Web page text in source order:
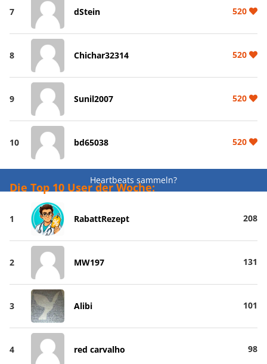
7 dStein 520
8 Chichar32314 520
9 Sunil2007 520
10 bd65038 520
Heartbeats sammeln?
Die Top 10 User der Woche:
1 RabattRezept 208
2 MW197 131
3 Alibi 101
4 red carvalho 98